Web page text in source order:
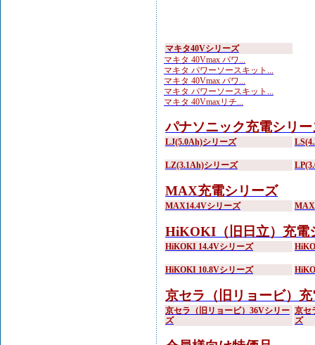
マキタ40Vシリーズ
マキタ 40Vmax パワ...
マキタ パワーソースキット...
マキタ 40Vmax パワ...
マキタ パワーソースキット...
マキタ 40Vmaxリチ...
パナソニック充電シリー
LJ(5.0Ah)シリーズ
LZ(3.1Ah)シリーズ
MAX充電シリーズ
MAX14.4Vシリーズ
HiKOKI（旧日立）充電
HiKOKI 14.4Vシリーズ
HiKOKI 10.8Vシリーズ
京セラ（旧リョービ）
京セラ（旧リョービ）36Vシリー
ズ
京セ
ズ